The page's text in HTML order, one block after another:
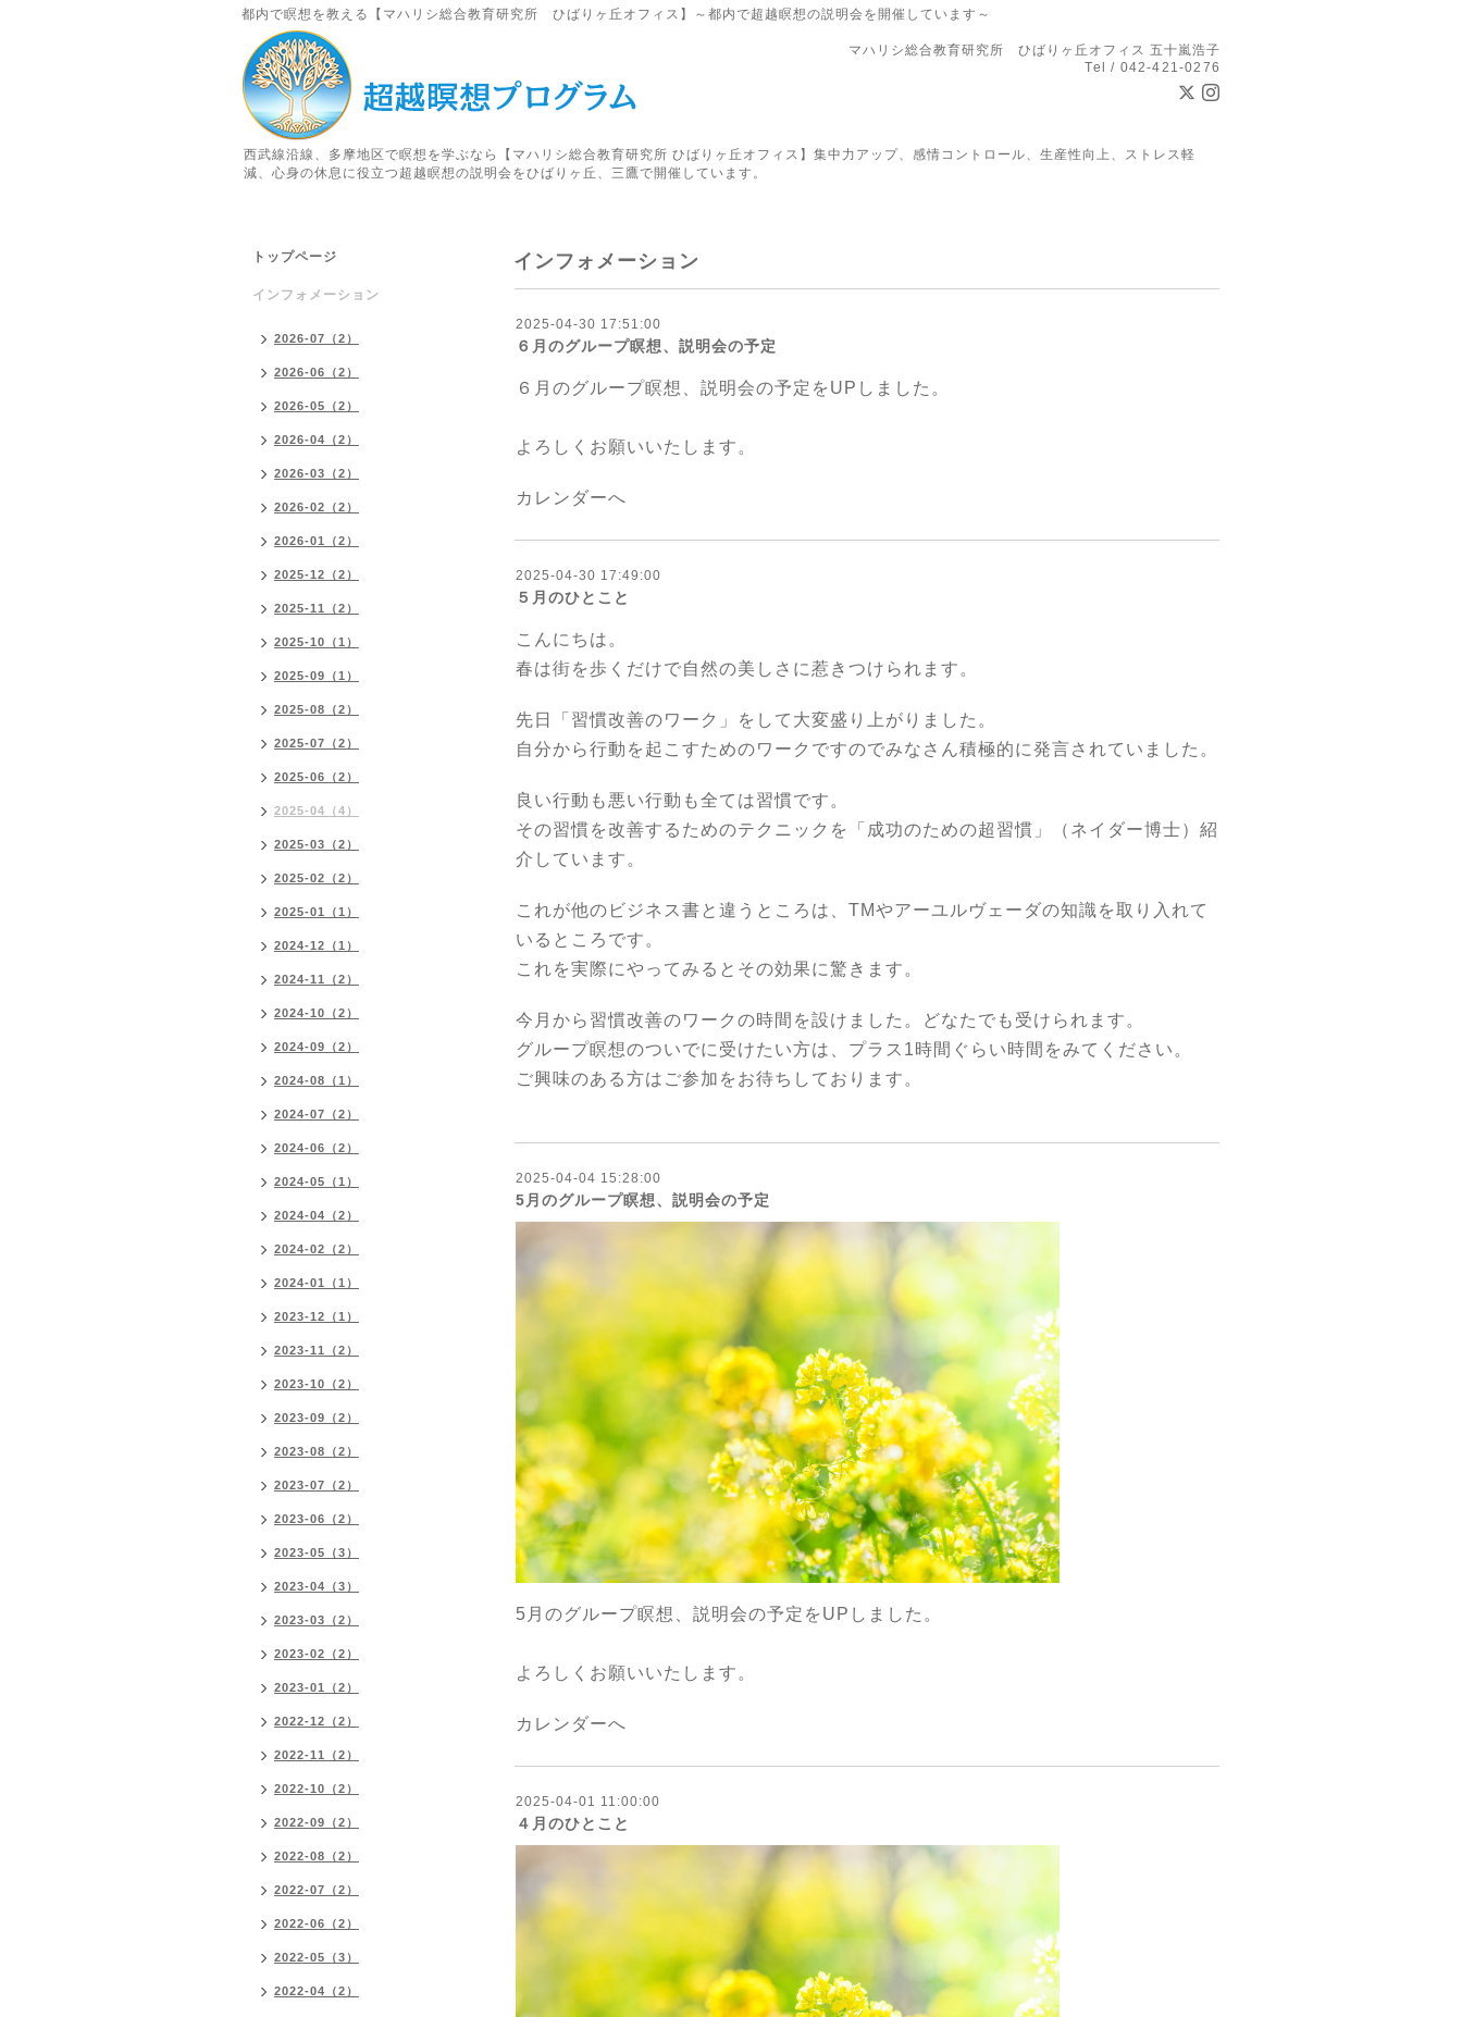
都内で瞑想を教える【マハリシ総合教育研究所 ひばりヶ丘オフィス】～都内で超越瞑想の説明会を開催しています～
マハリシ総合教育研究所 ひばりヶ丘オフィス 五十嵐浩子
Tel / 042-421-0276
西武線沿線、多摩地区で瞑想を学ぶなら【マハリシ総合教育研究所 ひばりヶ丘オフィス】集中力アップ、感情コントロール、生産性向上、ストレス軽
減、心身の休息に役立つ超越瞑想の説明会をひばりヶ丘、三鷹で開催しています。
インフォメーション
2025-04-30 17:51:00
６月のグループ瞑想、説明会の予定
６月のグループ瞑想、説明会の予定を UPしました。
よろしくお願いいたします。
カレンダーへ
2025-04-30 17:49:00
５月のひとこと
こんにちは。
春は街を歩くだけで自然の美しさに惹きつけられます。
先日「習慣改善のワーク」をして大変盛り上がりました。
自分から行動を起こすためのワークですのでみなさん積極的に発言されていました。
良い行動も悪い行動も全ては習慣です。
その習慣を改善するためのテクニックを「成功のための超習慣」（ネイダー博士）紹
介しています。
これが他のビジネス書と違うところは、TMやアーユルヴェーダの知識を取り入れて
いるところです。
これを実際にやってみるとその効果に驚きます。
今月から習慣改善のワークの時間を設けました。どなたでも受けられます。
グループ瞑想のついでに受けたい方は、プラス1時間ぐらい時間をみてください。
ご興味のある方はご参加をお待ちしております。
2025-04-04 15:28:00
5月のグループ瞑想、説明会の予定
5月のグループ瞑想、説明会の予定を UPしました。
よろしくお願いいたします。
カレンダーへ
2025-04-01 11:00:00
４月のひとこと
トップページ
インフォメーション
2026-07（2）
2026-06（2）
2026-05（2）
2026-04（2）
2026-03（2）
2026-02（2）
2026-01（2）
2025-12（2）
2025-11（2）
2025-10（1）
2025-09（1）
2025-08（2）
2025-07（2）
2025-06（2）
2025-04（4）
2025-03（2）
2025-02（2）
2025-01（1）
2024-12（1）
2024-11（2）
2024-10（2）
2024-09（2）
2024-08（1）
2024-07（2）
2024-06（2）
2024-05（1）
2024-04（2）
2024-02（2）
2024-01（1）
2023-12（1）
2023-11（2）
2023-10（2）
2023-09（2）
2023-08（2）
2023-07（2）
2023-06（2）
2023-05（3）
2023-04（3）
2023-03（2）
2023-02（2）
2023-01（2）
2022-12（2）
2022-11（2）
2022-10（2）
2022-09（2）
2022-08（2）
2022-07（2）
2022-06（2）
2022-05（3）
2022-04（2）